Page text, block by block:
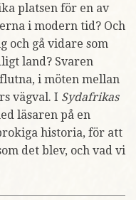
platsen för en av
i modern tid? Och
och gå vidare som
land? Svaren
i möten mellan
vägval. I Sydafrikas
läsaren på en
historia, för att
det blev, och vad vi